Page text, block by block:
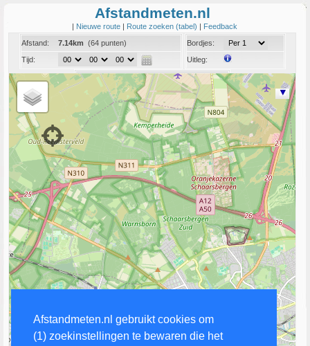
Afstandmeten.nl gebruikt cookies om
(1) zoekinstellingen te bewaren die het
Afstandmeten.nl
| Nieuwe route | Route zoeken (tabel) | Feedback
Afstand:
7.14km (64 punten)
Tijd:
Bordjes:
Uitleg:
Coord:
Link naar deze route